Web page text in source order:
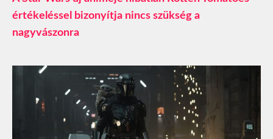
értékeléssel bizonyítja nincs szükség a
nagyvászonra